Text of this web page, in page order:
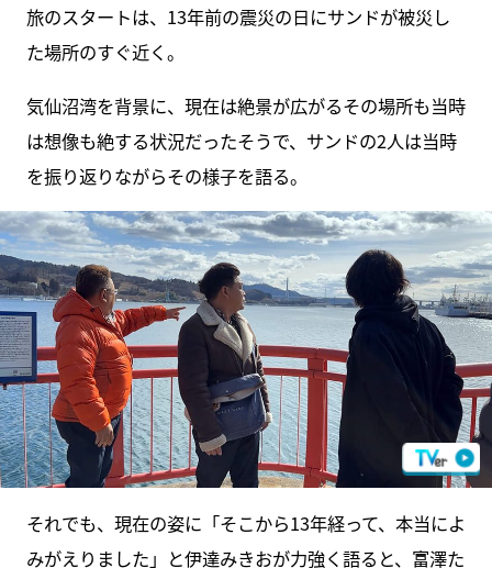
旅のスタートは、13年前の震災の日にサンドが被災し
た場所のすぐ近く。
気仙沼湾を背景に、現在は絶景が広がるその場所も当時
は想像も絶する状況だったそうで、サンドの2人は当時
を振り返りながらその様子を語る。
それでも、現在の姿に「そこから13年経って、本当によ
みがえりました」と伊達みきおが力強く語ると、富澤た